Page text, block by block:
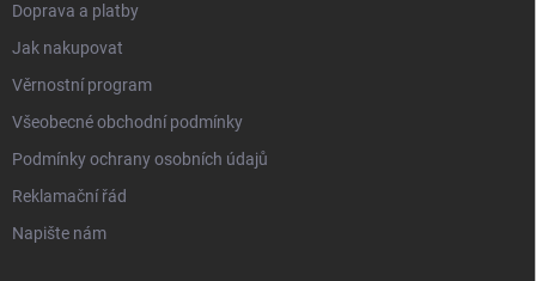
Doprava a platby
Jak nakupovat
Věrnostní program
Všeobecné obchodní podmínky
Podmínky ochrany osobních údajů
Reklamační řád
Napište nám